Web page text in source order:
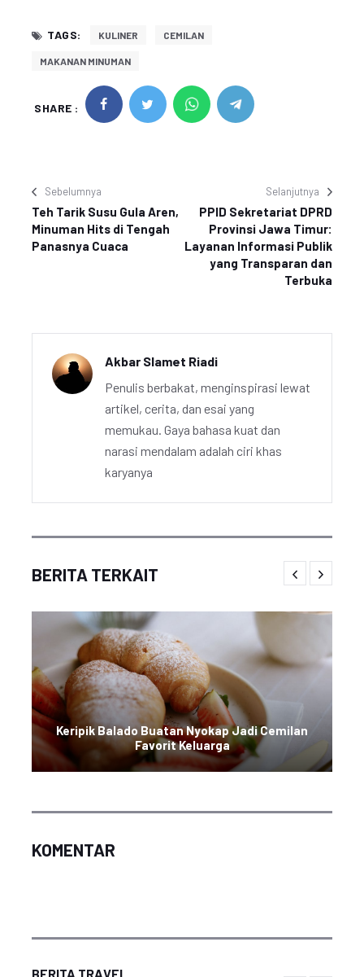
TAGS: KULINER CEMILAN
MAKANAN MINUMAN
SHARE :
Sebelumnya
Teh Tarik Susu Gula Aren,
Minuman Hits di Tengah
Panasnya Cuaca
Selanjutnya
PPID Sekretariat DPRD
Provinsi Jawa Timur:
Layanan Informasi Publik
yang Transparan dan
Terbuka
Akbar Slamet Riadi
Penulis berbakat, menginspirasi lewat
artikel, cerita, dan esai yang
memukau. Gaya bahasa kuat dan
narasi mendalam adalah ciri khas
karyanya
BERITA TERKAIT
Keripik Balado Buatan Nyokap Jadi Cemilan
Favorit Keluarga
KOMENTAR
BERITA TRAVEL